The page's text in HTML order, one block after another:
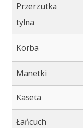
Przerzutka
tylna
Korba
Manetki
Kaseta
Łańcuch